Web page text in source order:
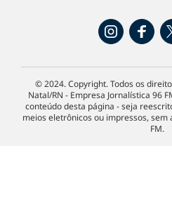
© 2024. Copyright. Todos os
Natal/RN - Empresa Jornalística 96
conteúdo desta página - seja
meios eletrônicos ou impressos, sem
FM.